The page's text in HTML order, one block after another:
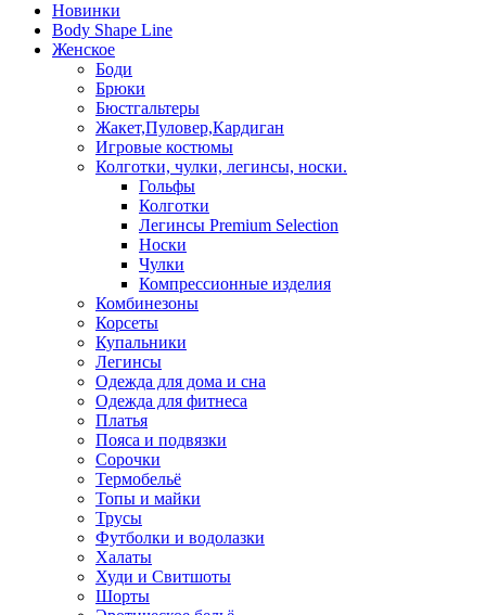
Новинки
Body Shape Line
Женское
Боди
Брюки
Бюстгальтеры
Жакет,Пуловер,Кардиган
Игровые костюмы
Колготки, чулки, легинсы, носки.
Гольфы
Колготки
Легинсы Premium Selection
Носки
Чулки
Компрессионные изделия
Комбинезоны
Корсеты
Купальники
Легинсы
Одежда для дома и сна
Одежда для фитнеса
Платья
Пояса и подвязки
Сорочки
Термобельё
Топы и майки
Трусы
Футболки и водолазки
Халаты
Худи и Свитшоты
Шорты